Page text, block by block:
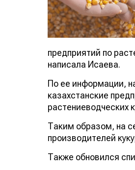
предприятий по
написала Исаева.
По ее информации,
казахстанские
растениеводческих
Таким образом, на
производителей
Также обновился